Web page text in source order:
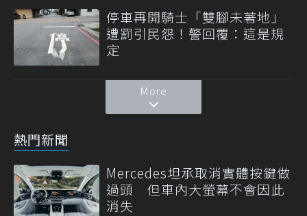
停車再開騎士「雙腳未著地」
遭罰引民怨！警回覆：這是規
定
More
熱門新聞
Mercedes坦承取消實體按鍵做
過頭 但車內大螢幕不會因此
消失